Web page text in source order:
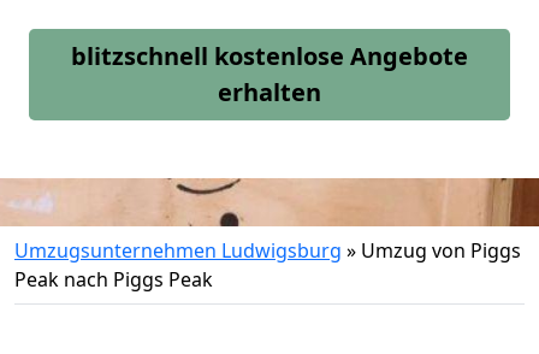
blitzschnell kostenlose Angebote
erhalten
Umzugsunternehmen Ludwigsburg » Umzug von Piggs
Peak nach Piggs Peak